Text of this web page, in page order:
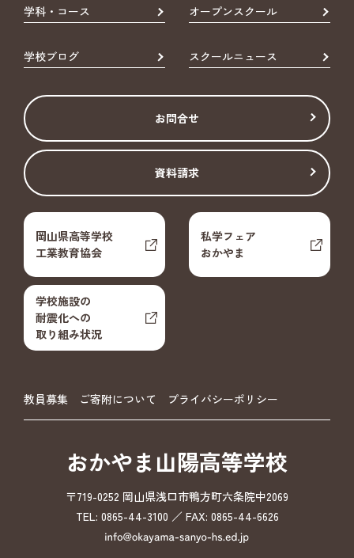
学科・コース オープンスクール
学校ブログ スクールニュース
お問合せ
資料請求
岡山県高等学校
工業教育協会
私学フェア
おかやま
学校施設の
耐震化への
取り組み状況
教員募集 ご寄附について プライバシーポリシー
おかやま山陽高等学校
〒719-0252 岡山県浅口市鴨方町六条院中2069
TEL: 0865-44-3100 ／ FAX: 0865-44-6626